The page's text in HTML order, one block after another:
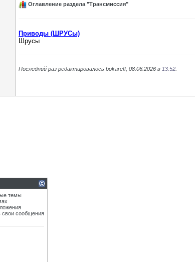
Оглавление раздела "Трансмиссия"
Приводы (ШРУСы)
Шрусы
Последний раз редактировалось bokareff; 08.06.2026 в 13:52
темы
свои сообщения